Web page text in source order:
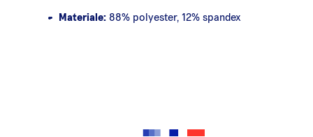
Materiale: 88% polyester, 12% spandex